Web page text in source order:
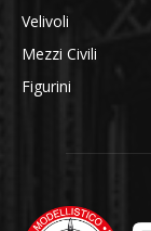
Velivoli
Mezzi Civili
Figurini